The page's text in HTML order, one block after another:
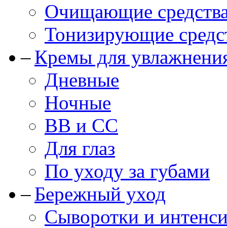
Очищающие
Тонизирующие
Кремы для
Дневные
Ночные
BB и CC
Для глаз
По уходу за губами
Бережный уход
Сыворотки и